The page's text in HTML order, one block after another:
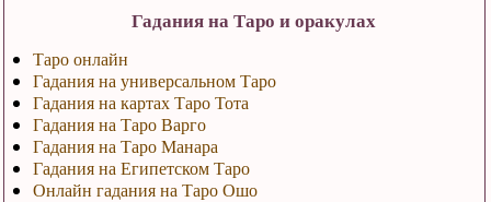
Гадания на Таро и оракулах
Таро онлайн
Гадания на универсальном Таро
Гадания на картах Таро Тота
Гадания на Таро Варго
Гадания на Таро Манара
Гадания на Египетском Таро
Онлайн гадания на Таро Ошо